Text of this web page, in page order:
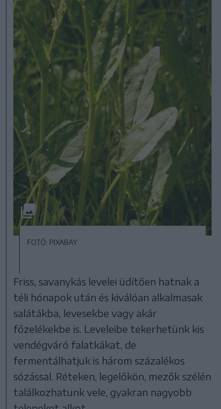
FOTÓ: PIXABAY
Friss, savanykás levelei üdítően hatnak a
téli hónapok után és kiválóan alkalmasak
salátákba, levesekbe vagy akár
főzelékekbe is. Leveleibe tekerhetünk kis
vendégváró falatkákat, de
fermentálhatjuk is három százalékos
sózással. Réteken, legelőkön, mezők szélén
találkozhatunk vele, gyakran nagyobb